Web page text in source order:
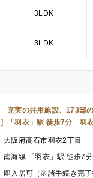
3LDK
3LDK
充実の共用施設、173邸
］「羽衣」駅 徒歩7分 羽
大阪府高石市羽衣2丁目
南海線 「羽衣」駅 徒歩7分
即入居可（※諸手続き完了